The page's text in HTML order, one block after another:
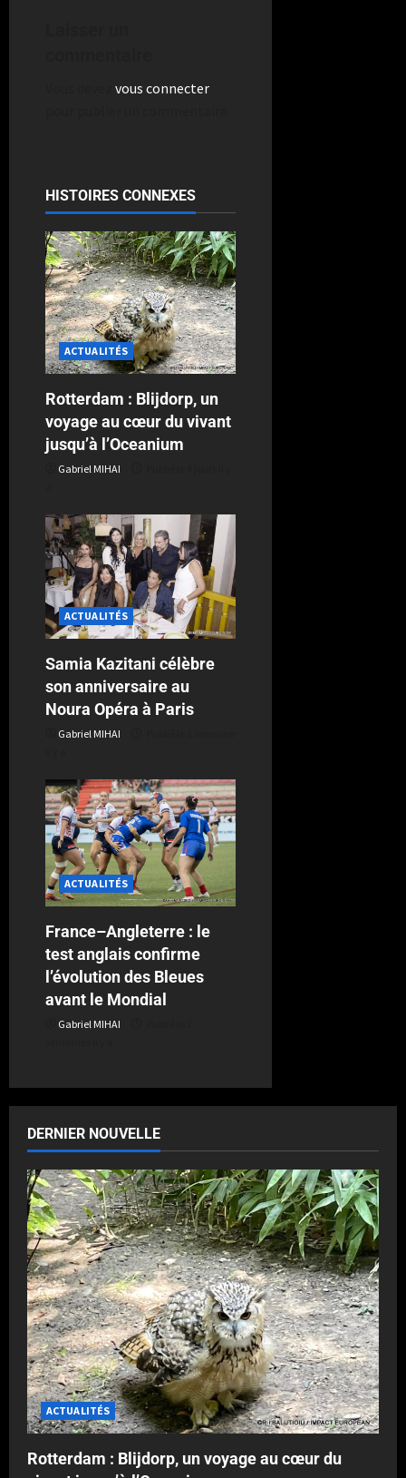
vous connecter
HISTOIRES CONNEXES
ACTUALITÉS
Rotterdam : Blijdorp, un
voyage au cœur du vivant
jusqu’à l’Oceanium
Gabriel MIHAI
ACTUALITÉS
Samia Kazitani célèbre
son anniversaire au
Noura Opéra à Paris
Gabriel MIHAI
ACTUALITÉS
France–Angleterre : le
test anglais confirme
l’évolution des Bleues
avant le Mondial
Gabriel MIHAI
DERNIER NOUVELLE
ACTUALITÉS
Rotterdam : Blijdorp, un voyage au cœur du